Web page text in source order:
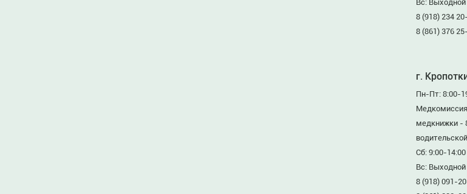
Вс: Выходной
8 (918) 234
8 (861) 376
г.
Пн-Пт: 8:00-
медкнижки -
Сб: 9:00-14:00
Вс: Выходной
8 (918) 091-